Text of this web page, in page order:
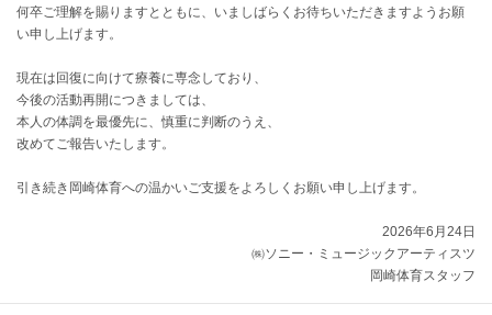
何卒ご理解を賜りますとともに、いましばらくお待ちいただきますようお願
い申し上げます。
現在は回復に向けて療養に専念しており、
今後の活動再開につきましては、
本人の体調を最優先に、慎重に判断のうえ、
改めてご報告いたします。
引き続き岡崎体育への温かいご支援をよろしくお願い申し上げます。
2026年6月24日
㈱ソニー・ミュージックアーティスツ
岡崎体育スタッフ